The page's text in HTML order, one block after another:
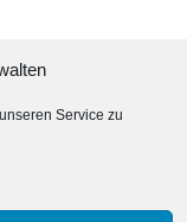
Service zu
22